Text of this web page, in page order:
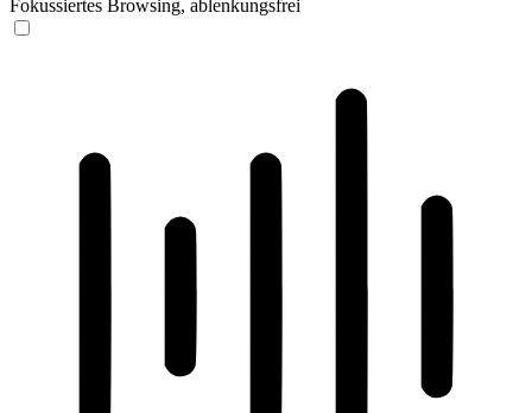
Fokussiertes Browsing, ablenkungsfrei